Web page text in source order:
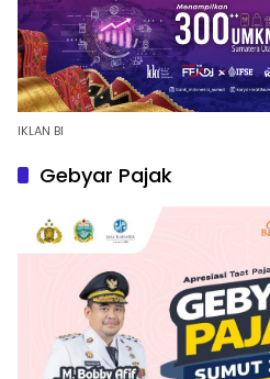
IKLAN BI
Gebyar Pajak